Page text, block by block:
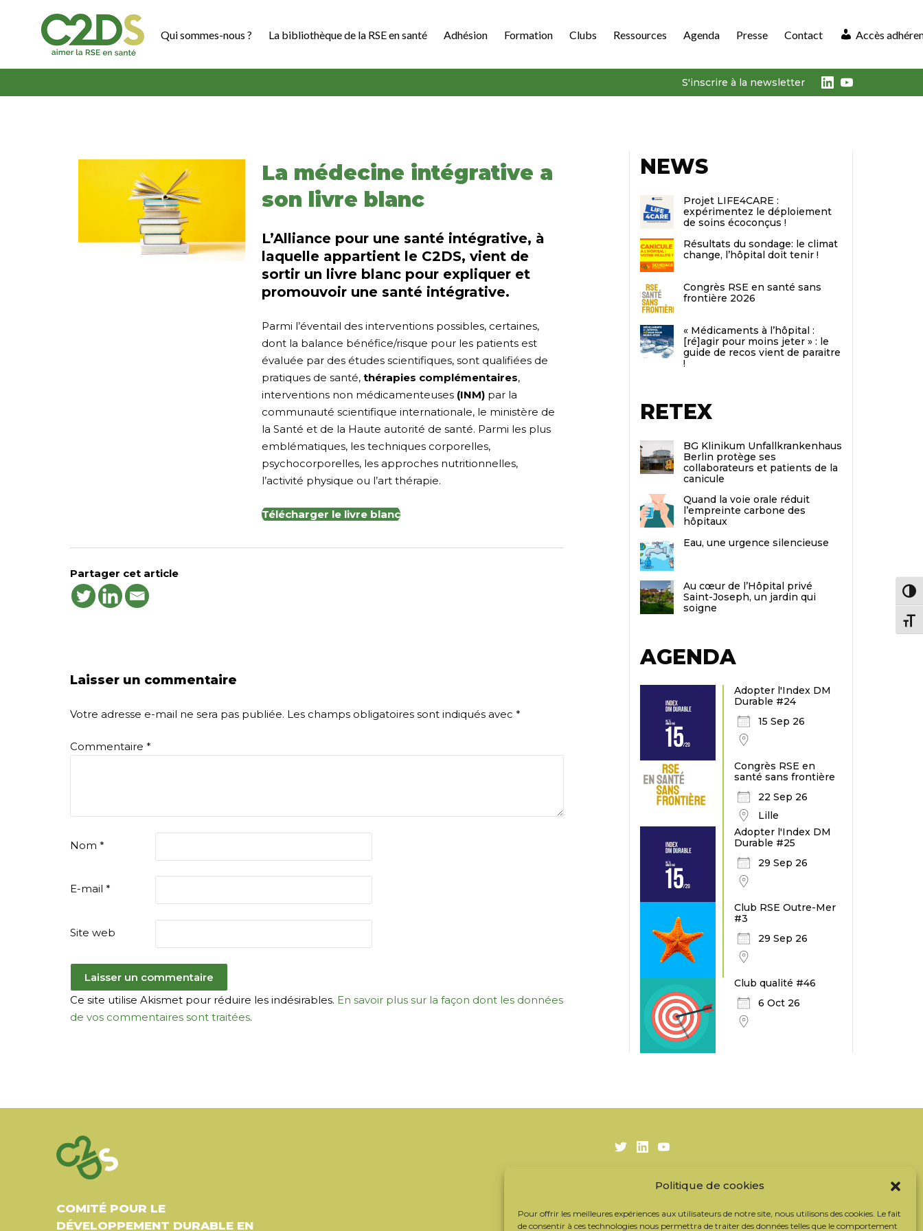
Politique de cookies
Pour offrir les meilleures expériences aux utilisateurs de notre site, nous utilisons des cookies. Le fait
de consentir à ces technologies nous permettra de traiter des données telles que le comportement
contenu
Qui sommes-nous ? La bibliothèque de la RSE en santé Adhésion Formation Clubs Ressources Agenda Presse Contact Accès
S'inscrire à la newsletter LinkedIn
Youtube
La médecine intégrative a
son livre blanc
L’Alliance pour une santé intégrative, à
laquelle appartient le C2DS, vient de
sortir un livre blanc pour expliquer et
promouvoir une santé intégrative.
Parmi l’éventail des interventions possibles, certaines,
dont la balance bénéfice/risque pour les patients est
évaluée par des études scientifiques, sont qualifiées de
pratiques de santé,thérapies complémentaires,
interventions non médicamenteuses (INM) par la
communauté scientifique internationale, le ministère de
la Santé et de la Haute autorité de santé. Parmi les plus
emblématiques, les techniques corporelles,
psychocorporelles, les approches nutritionnelles,
l’activité physique ou l’art thérapie.
Télécharger le livre blanc
Partager cet article
Laisser un commentaire
Votre adresse e-mail ne sera pas publiée. Les champs obligatoires sont indiqués avec *
Commentaire *
Nom *
E-mail *
Site web
Ce site utilise Akismet pour réduire les indésirables. En savoir plus sur la façon dont les données
de vos commentaires sont traitées.
NEWS
Projet LIFE4CARE :
expérimentez le déploiement
de soins écoconçus !
Résultats du sondage: le climat
change, l’hôpital doit tenir !
Congrès RSE en santé sans
frontière 2026
« Médicaments à l’hôpital :
[ré]agir pour moins jeter » : le
guide de recos vient de paraitre
!
RETEX
BG Klinikum Unfallkrankenhaus
Berlin protège ses
collaborateurs et patients de la
canicule
Quand la voie orale réduit
l’empreinte carbone des
hôpitaux
Eau, une urgence silencieuse
Au cœur de l’Hôpital privé
Saint-Joseph, un jardin qui
soigne
AGENDA
Adopter l'Index DM
Durable #24
15 Sep 26
Congrès RSE en
santé sans frontière
22 Sep 26
Lille
Adopter l'Index DM
Durable #25
29 Sep 26
Club RSE Outre-Mer
#3
29 Sep 26
Club qualité #46
6 Oct 26
COMITÉ POUR LE
DÉVELOPPEMENT DURABLE EN
TwitterLinkedIn
Youtube
S’inscrire à la newsletter
Contacter l’équipe